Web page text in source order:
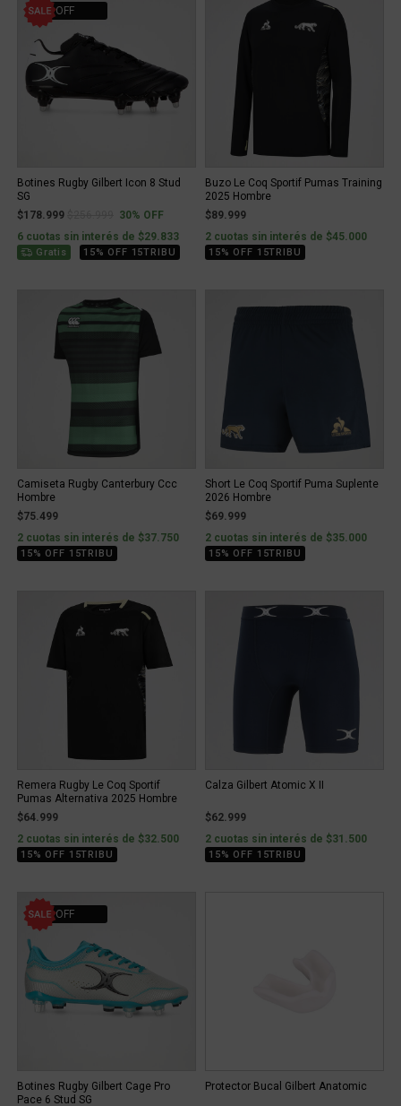
30% OFF
Botines Rugby Gilbert Icon 8 Stud
SG
$178.999
Price reduced from
to30% OFF
6 cuotas sin interés de $29.833
Gratis 15% OFF 15TRIBU
Buzo Le Coq Sportif Pumas Training
2025 Hombre
$89.999
2 cuotas sin interés de $45.000
15% OFF 15TRIBU
Camiseta Rugby Canterbury Ccc
Hombre
$75.499
2 cuotas sin interés de $37.750
15% OFF 15TRIBU
Short Le Coq Sportif Puma Suplente
2026 Hombre
$69.999
2 cuotas sin interés de $35.000
15% OFF 15TRIBU
Remera Rugby Le Coq Sportif
Pumas Alternativa 2025 Hombre
$64.999
2 cuotas sin interés de $32.500
15% OFF 15TRIBU
Calza Gilbert Atomic X II
$62.999
2 cuotas sin interés de $31.500
15% OFF 15TRIBU
10% OFF
Botines Rugby Gilbert Cage Pro
Pace 6 Stud SG
Protector Bucal Gilbert Anatomic